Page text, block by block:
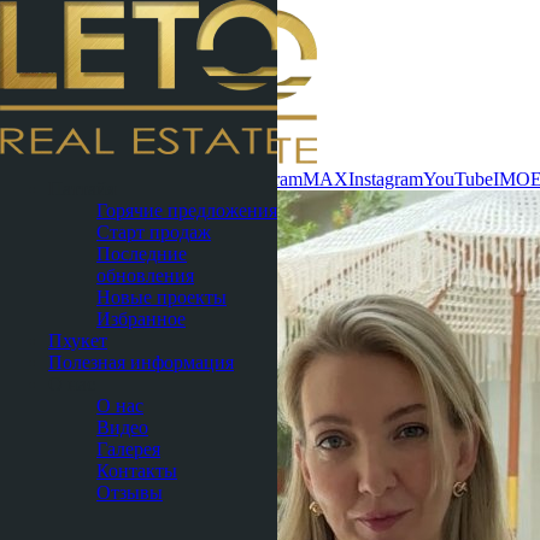
TelegramMAXInstagramYouTubeIMO
Горячие предложения
Старт продаж
Последние
обновления
Новые проекты
Избранное
Пхукет
Полезная информация
О нас
Видео
Галерея
Контакты
Отзывы